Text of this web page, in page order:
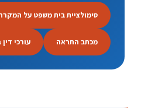
סימולציית בית משפט על
מכתב התראה עורכי